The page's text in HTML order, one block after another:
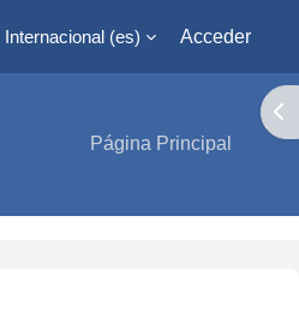
Internacional ‎(es)‎ Acceder
Página Principal